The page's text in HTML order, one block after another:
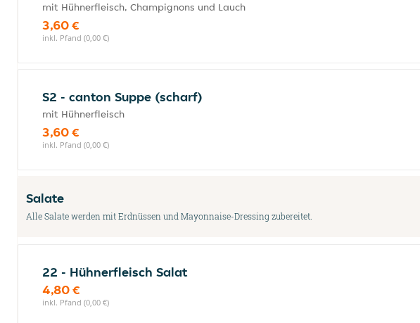
mit Hühnerfleisch, Champignons und Lauch
3,60 €
inkl. Pfand (0,00 €)
S2 - canton Suppe (scharf)
mit Hühnerfleisch
3,60 €
inkl. Pfand (0,00 €)
Salate
Alle Salate werden mit Erdnüssen und Mayonnaise-Dressing zubereitet.
22 - Hühnerfleisch Salat
4,80 €
inkl. Pfand (0,00 €)